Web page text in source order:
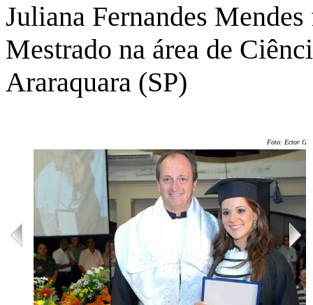
Juliana Fernandes
Mestrado na área de
Araraquara (SP)
Foto: Ector